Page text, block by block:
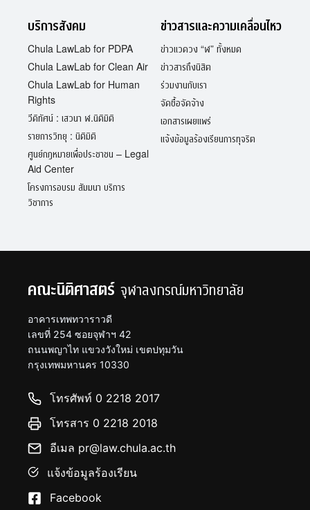
บริการสังคม
Chula LawLab for PDPA
Chula LawLab for Clean Air
Chula LawLab for Human
Rights
วีดิทัศน์ : เสวนา ฬ.นิติมิติ
รายการวิทยุ : นิติมิติ
ศูนย์กฎหมายเพื่อประชาชน – Legal
Aid Center
โครงการอบรม สัมมนา บริการ
วิชาการ
ข่าวสารและความเคลื่อนไหว
ข่าวแวดวง “ฬ” ทั้งหมด
ข่าวสารถึงนิสิต
ร่วมงานกับเรา
จัดซื้อจัดจ้าง
เอกสารเผยแพร่
แจ้งข้อมูลร้องเรียนการทุจริต
คณะนิติศาสตร์ จุฬาลงกรณ์มหาวิทยาลัย
อาคารเทพทวาราวดี
เลขที่ 254 ซอยจุฬาฯ 42
ถนนพญาไท แขวงวังใหม่ เขตปทุมวัน
กรุงเทพมหานคร 10330
โทรศัพท์ 0 2218 2017
โทรสาร 0 2218 2018
อีเมล pr@law.chula.ac.th
แจ้งข้อมูลร้องเรียน
Facebook